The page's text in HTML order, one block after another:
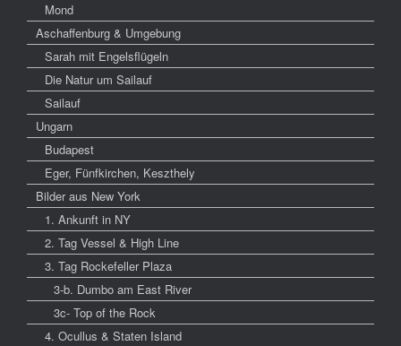
Mond
Aschaffenburg & Umgebung
Sarah mit Engelsflügeln
Die Natur um Sailauf
Sailauf
Ungarn
Budapest
Eger, Fünfkirchen, Keszthely
Bilder aus New York
1. Ankunft in NY
2. Tag Vessel & High Line
3. Tag Rockefeller Plaza
3-b. Dumbo am East River
3c- Top of the Rock
4. Ocullus & Staten Island